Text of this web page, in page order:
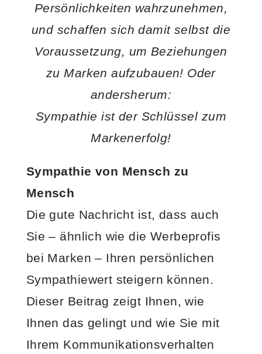
Persönlichkeiten wahrzunehmen,
und schaffen sich damit selbst die
Voraussetzung, um Beziehungen
zu Marken aufzubauen! Oder
andersherum:
Sympathie ist der Schlüssel zum
Markenerfolg!
Sympathie von Mensch zu
Mensch
Die gute Nachricht ist, dass auch
Sie – ähnlich wie die Werbeprofis
bei Marken – Ihren persönlichen
Sympathiewert steigern können.
Dieser Beitrag zeigt Ihnen, wie
Ihnen das gelingt und wie Sie mit
Ihrem Kommunikationsverhalten